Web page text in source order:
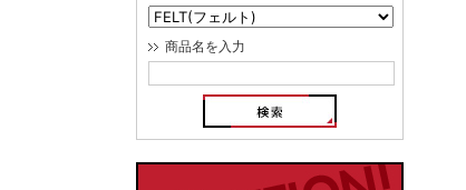
商品名を入力